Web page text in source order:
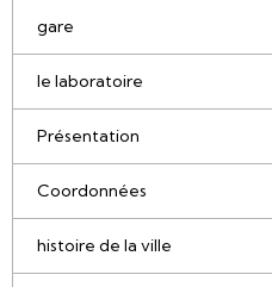
gare
le laboratoire
Présentation
Coordonnées
histoire de la ville